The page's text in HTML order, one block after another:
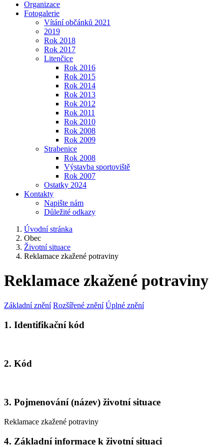
Organizace
Fotogalerie
Vítání občánků 2021
2019
Rok 2018
Rok 2017
Litenčice
Rok 2016
Rok 2015
Rok 2014
Rok 2013
Rok 2012
Rok 2011
Rok 2010
Rok 2008
Rok 2009
Strabenice
Rok 2008
Výstavba sportoviště
Rok 2007
Ostatky 2024
Kontakty
Napište nám
Důležité odkazy
Úvodní stránka
Obec
Životní situace
Reklamace zkažené potraviny
Reklamace zkažené potraviny
Základní znění Rozšířené znění Úplné znění
1. Identifikační kód
2. Kód
3. Pojmenování (název) životní situace
Reklamace zkažené potraviny
4. Základní informace k životní situaci